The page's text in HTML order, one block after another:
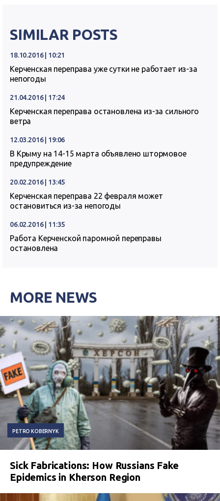
SIMILAR POSTS
18.10.2016 | 10:21
Керченская переправа уже сутки не работает из-за
непогоды
21.04.2016 | 17:24
Керченская переправа остановлена из-за сильного
ветра
12.03.2016 | 19:06
В Крыму на 14-15 марта объявлено штормовое
предупреждение
20.02.2016 | 13:45
Керченская переправа 22 февраля может
остановиться из-за непогоды
06.02.2016 | 11:35
Работа Керченской паромной переправы
остановлена
MORE NEWS
PETRO KOBERNYK
Sick Fabrications: How Russians Fake
Epidemics in Kherson Region